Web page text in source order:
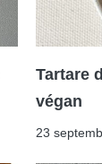
Tartare
végan
23